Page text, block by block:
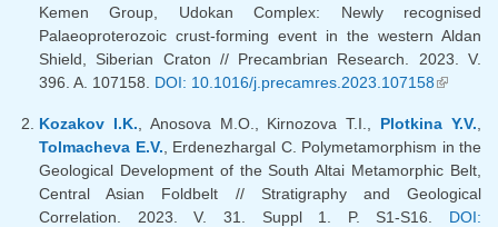
Kemen Group, Udokan Complex: Newly recognised
Palaeoproterozoic crust-forming event in the western Aldan
Shield, Siberian Craton // Precambrian Research. 2023. V.
396. A. 107158. DOI: 10.1016/j.precamres.2023.107158
Kozakov I.K. , Anosova M.O., Kirnozova T.I., Plotkina Y.V.
Tolmacheva E.V. , Erdenezhargal C. Polymetamorphism in the
Geological Development of the South Altai Metamorphic Belt,
Central Asian Foldbelt // Stratigraphy and Geological
Correlation. 2023. V. 31. Suppl 1. P. S1-S16. DOI: